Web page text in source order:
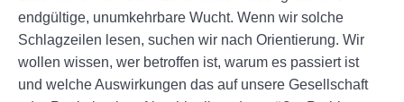
endgültige, unumkehrbare Wucht. Wenn wir solche
Schlagzeilen lesen, suchen wir nach Orientierung. Wir
wollen wissen, wer betroffen ist, warum es passiert ist
und welche Auswirkungen das auf unsere Gesellschaft